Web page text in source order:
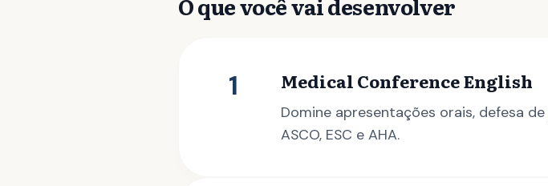
1 Medical Conference English
Domine apresentações orais, defesa
ASCO, ESC e AHA.